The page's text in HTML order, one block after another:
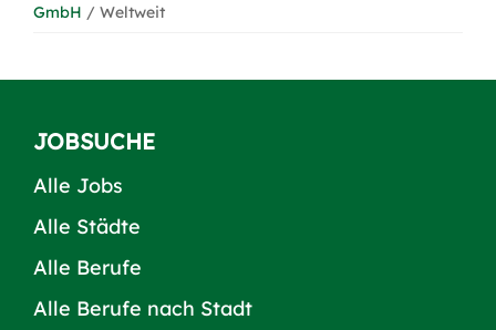
GmbH / Weltweit
JOBSUCHE
Alle Jobs
Alle Städte
Alle Berufe
Alle Berufe nach Stadt